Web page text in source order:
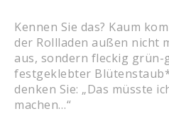
Kennen Sie das? Kaum
der Rollladen außen nicht
aus, sondern fleckig
festgeklebter
denken Sie: „Das müsste
machen…“